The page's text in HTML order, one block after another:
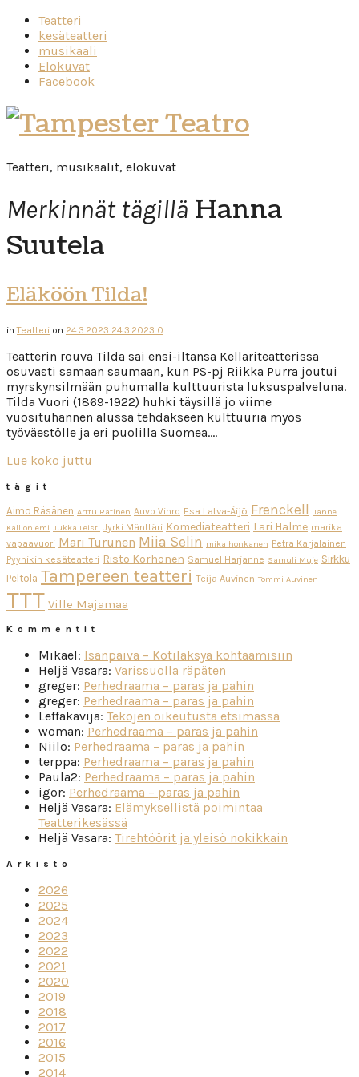
Teatteri
kesäteatteri
musikaali
Elokuvat
Facebook
Tampester
Teatro
Teatteri, musikaalit, elokuvat
Merkinnät tägillä Hanna
Suutela
Eläköön Tilda!
inTeatteri on 24.3.2023 24.3.2023 0
Teatterin rouva Tilda sai ensi-iltansa Kellariteatterissa
osuvasti samaan saumaan, kun PS-pj Riikka Purra joutui
myrskynsilmään puhumalla kulttuurista luksuspalveluna.
Tilda Vuori (1869-1922) huhki täysillä jo viime
vuosituhannen alussa tehdäkseen kulttuuria myös
työväestölle ja eri puolilla Suomea….
Lue koko juttu
tägit
Aimo Räsänen Arttu Ratinen Auvo Vihro Esa Latva-Äijö Frenckell Janne
Kallioniemi Jukka Leisti Jyrki Mänttäri Komediateatteri Lari Halme marika
vapaavuori Mari Turunen Miia Selin mika honkanen Petra Karjalainen
Pyynikin kesäteatteri Risto Korhonen Samuel Harjanne Samuli Muje Sirkku
Peltola Tampereen teatteri Teija Auvinen Tommi Auvinen
TTT Ville Majamaa
Kommentit
Mikael: Isänpäivä – Kotiläksyä kohtaamisiin
Heljä Vasara: Varissuolla räpäten
greger: Perhedraama – paras ja pahin
greger: Perhedraama – paras ja pahin
Leffakävijä: Tekojen oikeutusta etsimässä
woman: Perhedraama – paras ja pahin
Niilo: Perhedraama – paras ja pahin
terppa: Perhedraama – paras ja pahin
Paula2: Perhedraama – paras ja pahin
igor: Perhedraama – paras ja pahin
Heljä Vasara: Elämyksellistä poimintaa
Teatterikesässä
Heljä Vasara: Tirehtöörit ja yleisö nokikkain
Arkisto
2026
2025
2024
2023
2022
2021
2020
2019
2018
2017
2016
2015
2014